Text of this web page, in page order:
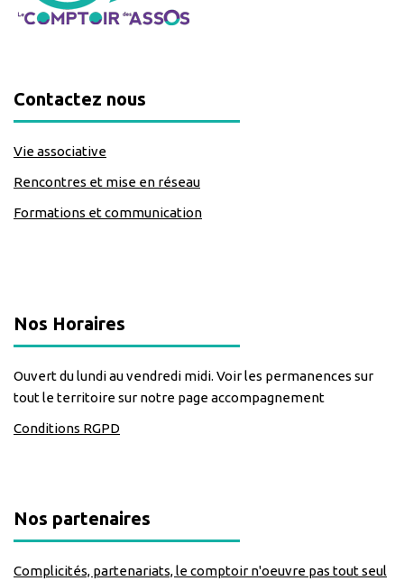
Contactez nous
Vie associative
Rencontres et mise en réseau
Formations et communication
Nos Horaires
Ouvert du lundi au vendredi midi. Voir les permanences sur
tout le territoire sur notre page accompagnement
Conditions RGPD
Nos partenaires
Complicités, partenariats, le comptoir n'oeuvre pas tout seul